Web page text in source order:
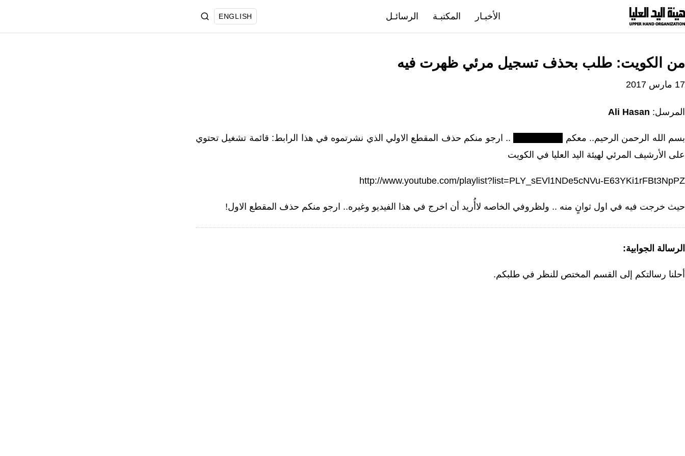
انتقل
إلى
المحتوى
الأخبـار المكتبـة الرسائـل ENGLISH
من الكويت: طلب بحذف تسجيل مرئي ظهرت فيه
17 مارس 2017
المرسل: Ali Hasan
بسم الله الرحمن الرحيم.. معكم
.. ارجو منكم حذف المقطع الاولي الذي نشرتموه في هذا الرابط: قائمة تشغيل تحتوي
على الأرشيف المرئي لهيئة اليد العليا في الكويت
http://www.youtube.com/playlist?list=PLY_sEVl1NDe5cNVu-E63YKi1rFBt3NpPZ
حيث خرجت فيه في اول ثوانٍ منه .. ولظروفي الخاصه لاأُريد أن اخرج في هذا الفيديو وغيره.. ارجو منكم حذف المقطع الاول!
الرسالة الجوابية:
أحلنا رسالتكم إلى القسم المختص للنظر في طلبكم.